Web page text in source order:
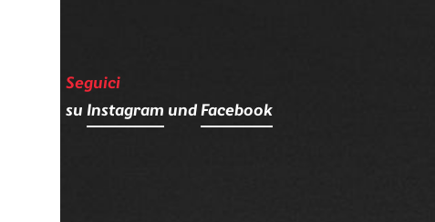
Seguici
su Instagram und Facebook